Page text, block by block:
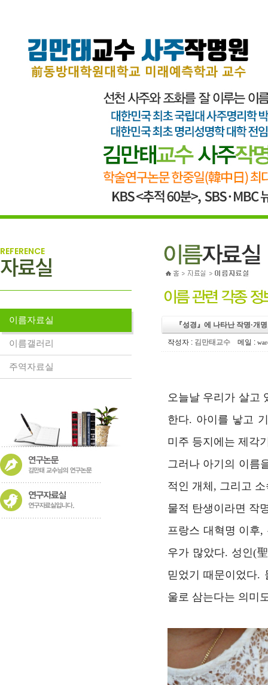
REFERENCE
자료실
이름자료실
이름갤러리
주역자료실
『성경』에 나타난 작명·개
작성자 : 김만태교수 메일 :
오늘날 우리가 살고
한다. 아이를 낳고
미주 등지에는 제각
그러나 아기의 이름
적인 개체, 그리고
물적 탄생이라면 작
프랑스 대혁명 이후
우가 많았다. 성인(
믿었기 때문이었다.
울로 삼는다는 의미